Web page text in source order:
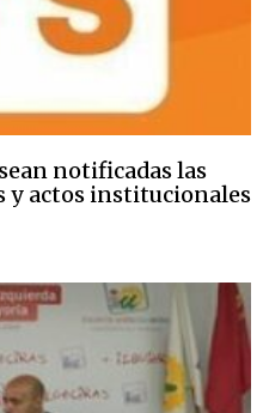
notificadas las
y actos institucionales